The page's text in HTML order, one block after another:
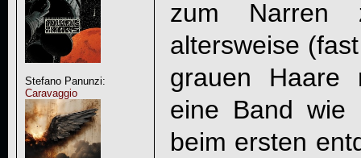
Stefano Panunzi:
Caravaggio
zum Narren
altersweise
grauen Haare
eine Band wie
beim ersten